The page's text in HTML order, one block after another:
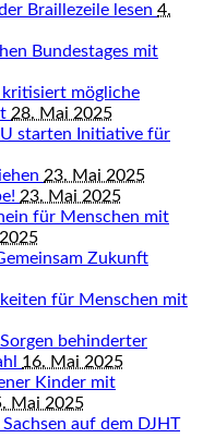
Braillezeile lesen 4.
Bundestages mit
kritisiert mögliche
28. Mai 2025
starten Initiative für
23. Mai 2025
23. Mai 2025
für Menschen mit
Zukunft
für Menschen mit
behinderter
16. Mai 2025
Kinder mit
Mai 2025
auf dem DJHT